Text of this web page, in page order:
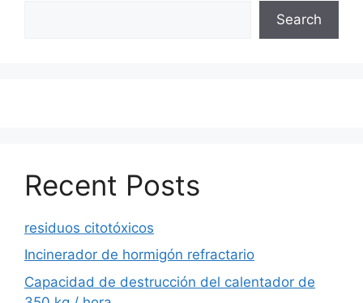
Search
Recent Posts
residuos citotóxicos
Incinerador de hormigón refractario
Capacidad de destrucción del calentador de